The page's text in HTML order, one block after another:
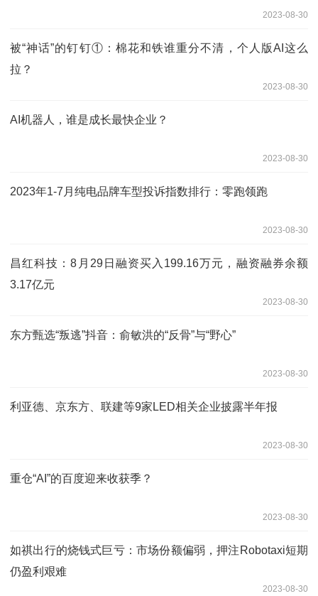
2023-08-30
被“神话”的钉钉①：棉花和铁谁重分不清，个人版AI这么
拉？
2023-08-30
AI机器人，谁是成长最快企业？
2023-08-30
2023年1-7月纯电品牌车型投诉指数排行：零跑领跑
2023-08-30
昌红科技：8月29日融资买入199.16万元，融资融券余额
3.17亿元
2023-08-30
东方甄选“叛逃”抖音：俞敏洪的“反骨”与“野心”
2023-08-30
利亚德、京东方、联建等9家LED相关企业披露半年报
2023-08-30
重仓“AI”的百度迎来收获季？
2023-08-30
如祺出行的烧钱式巨亏：市场份额偏弱，押注Robotaxi短期
仍盈利艰难
2023-08-30